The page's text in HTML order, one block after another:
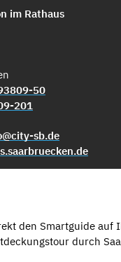
im Rathaus
50
201
sb.de
den Smartguide auf
durch